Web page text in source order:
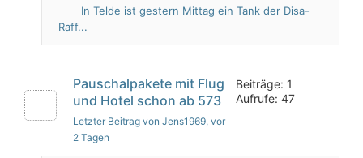
In Telde ist gestern Mittag ein Tank der Disa-
Raff...
Pauschalpakete mit Flug
und Hotel schon ab 573
Letzter Beitrag von Jens1969, vor
2 Tagen
Beiträge: 1
Aufrufe: 47